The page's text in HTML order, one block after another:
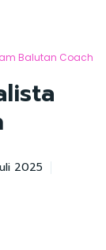
Balutan Coach
2025